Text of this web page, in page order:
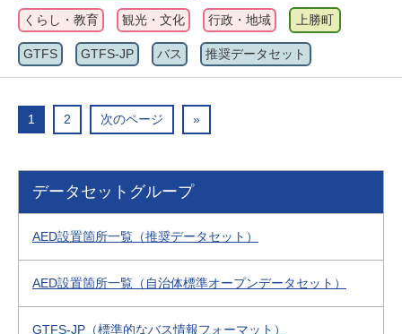
くらし・教育 観光・文化 行政・地域 上勝町
GTFS GTFS-JP バス 推奨データセット
1 2 次のページ »
データセットグループ
AED設置箇所一覧（推奨データセット）
AED設置箇所一覧（自治体標準オープンデータセット）
GTFS-JP（標準的なバス情報フォーマット）